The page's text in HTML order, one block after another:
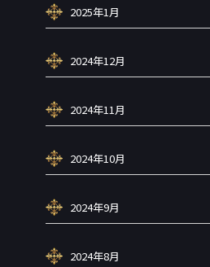
2025年1月
2024年12月
2024年11月
2024年10月
2024年9月
2024年8月